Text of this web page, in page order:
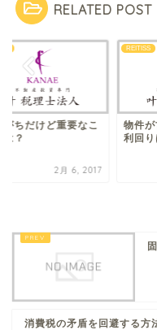
RELATED POST
がちだけど重要なこ
は？
2月 6, 2017
REITISS
物件
利回り
消費税の矛盾を回避する方